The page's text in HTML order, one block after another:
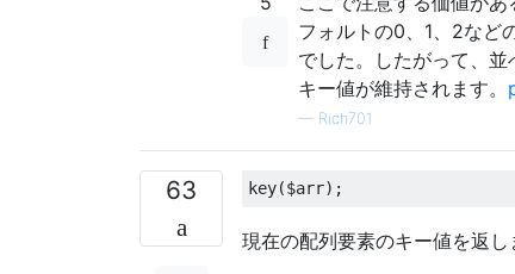
フォルトの0、1、2など
でした。したがって、
キー値が維持されます。
— Rich701
63 key($arr);
現在の配列要素のキー値を返し